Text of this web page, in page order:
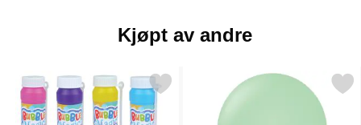
Kjøpt av andre
Merk såpebobler Magic som favorittMerk premium Latexballonger